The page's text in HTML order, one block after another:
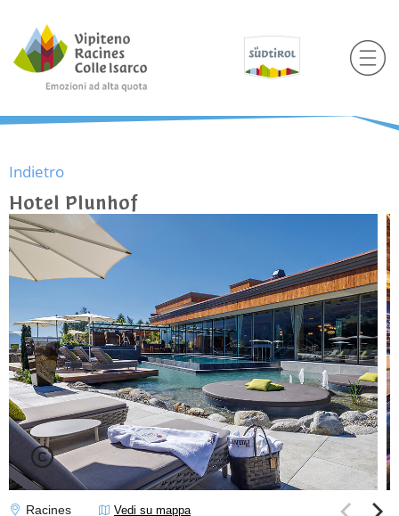
Indietro
Hotel Plunhof